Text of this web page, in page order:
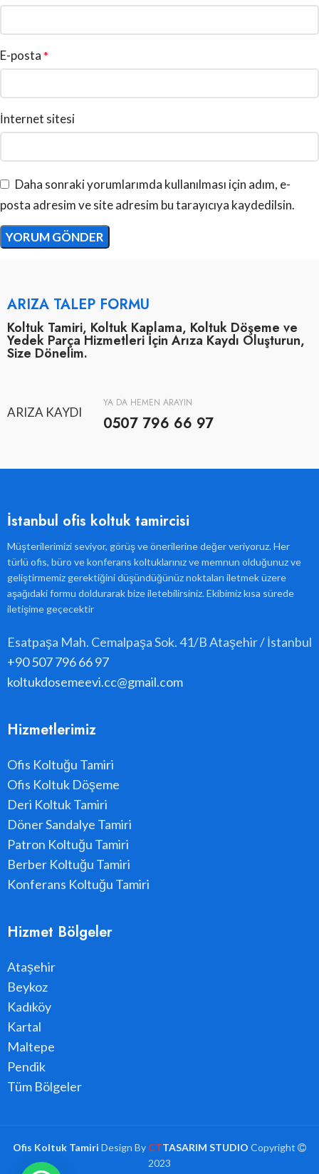
E-posta *
İnternet sitesi
Daha sonraki yorumlarımda kullanılması için adım, e-
posta adresim ve site adresim bu tarayıcıya kaydedilsin.
ARIZA TALEP FORMU
Koltuk Tamiri, Koltuk Kaplama, Koltuk Döşeme ve
Yedek Parça Hizmetleri İçin Arıza Kaydı Oluşturun,
Size Dönelim.
ARIZA KAYDI
YA DA HEMEN ARAYIN
0507 796 66 97
İstanbul ofis koltuk tamircisi
Müşterilerimizi seviyor, görüş ve önerilerine değer veriyoruz. Her
türlü ofis, büro ve konferans koltuklarınız ve memnun olduğunuz ve
geliştirmemiz gerektiğini düşündüğünüz noktaları iletmek üzere
aşağıdaki formu doldurarak bize iletebilirsiniz. Ekibimiz kısa sürede
iletişime geçecektir
Esatpaşa Mah. Cemalpaşa Sok. 41/B Ataşehir / İstanbul
+90 507 796 66 97
koltukdosemeevi.cc@gmail.com
Hizmetlerimiz
Ofis Koltuğu Tamiri
Ofis Koltuk Döşeme
Deri Koltuk Tamiri
Döner Sandalye Tamiri
Patron Koltuğu Tamiri
Berber Koltuğu Tamiri
Konferans Koltuğu Tamiri
Hizmet Bölgeler
Ataşehir
Beykoz
Kadıköy
Kartal
Maltepe
Pendik
Tüm Bölgeler
Ofis Koltuk Tamiri Design By CTTASARIM STUDIO Copyright
2023